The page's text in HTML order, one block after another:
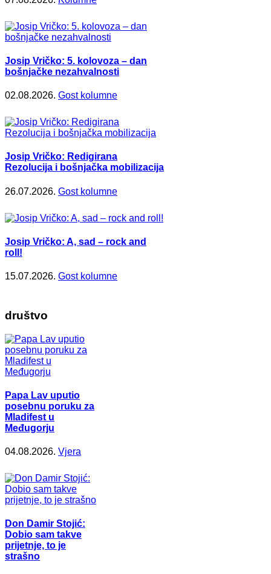
Josip Vričko: 5. kolovoza – dan
bošnjačke nezahvalnosti
02.08.2026. Gost kolumne
Josip Vričko: Redigirana
Rezolucija i bošnjačka mobilizacija
26.07.2026. Gost kolumne
Josip Vričko: A, sad – rock and
roll!
15.07.2026. Gost kolumne
društvo
Papa Lav uputio
posebnu poruku za
Mladifest u
Međugorju
04.08.2026. Vjera
Don Damir Stojić:
Dobio sam takve
prijetnje, to je
strašno